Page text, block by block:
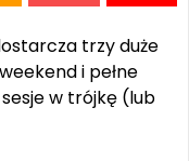
trzy duże
i pełne
w trójkę (lub